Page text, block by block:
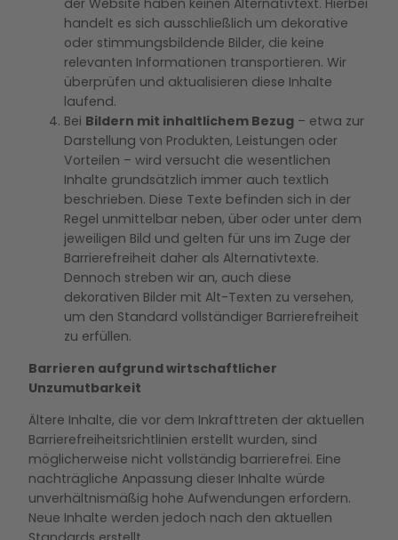
der Website haben keinen Alternativtext. Hierbei
handelt es sich ausschließlich um dekorative
oder stimmungsbildende Bilder, die keine
relevanten Informationen transportieren. Wir
überprüfen und aktualisieren diese Inhalte
laufend.
Bei Bildern mit inhaltlichem Bezug – etwa zur
Darstellung von Produkten, Leistungen oder
Vorteilen – wird versucht die wesentlichen
Inhalte grundsätzlich immer auch textlich
beschrieben. Diese Texte befinden sich in der
Regel unmittelbar neben, über oder unter dem
jeweiligen Bild und gelten für uns im Zuge der
Barrierefreiheit daher als Alternativtexte.
Dennoch streben wir an, auch diese
dekorativen Bilder mit Alt-Texten zu versehen,
um den Standard vollständiger Barrierefreiheit
zu erfüllen.
Barrieren aufgrund wirtschaftlicher
Unzumutbarkeit
Ältere Inhalte, die vor dem Inkrafttreten der aktuellen
Barrierefreiheitsrichtlinien erstellt wurden, sind
möglicherweise nicht vollständig barrierefrei. Eine
nachträgliche Anpassung dieser Inhalte würde
unverhältnismäßig hohe Aufwendungen erfordern.
Neue Inhalte werden jedoch nach den aktuellen